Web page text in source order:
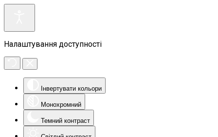
Налаштування доступності
Інвертувати кольори
Монохромний
Темний контраст